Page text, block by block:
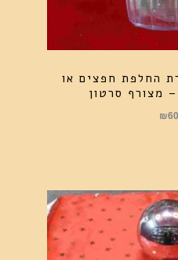
החלפת חפצים או
₪